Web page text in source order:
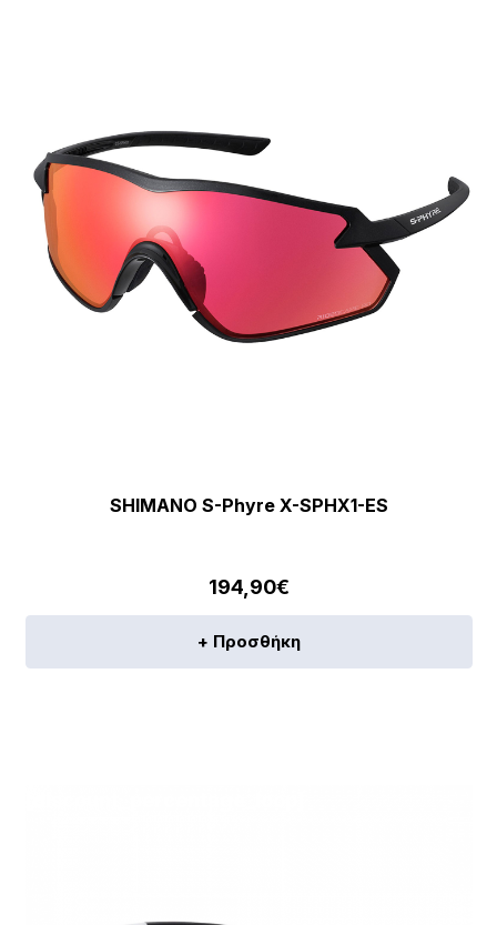
SHIMANO S-Phyre X-SPHX1-ES
194,90€
+ Προσθήκη